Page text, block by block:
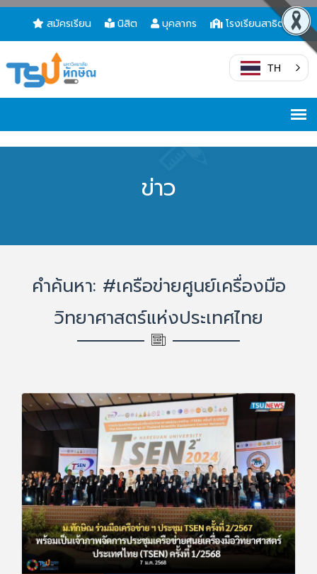
สมัครเรียน นิสิต บุคลากร โรงเรียนสาธิต
TH
ข่าว
คำค้นหา: #เครือข่ายศูนย์เครื่องมือ
วิทยาศาสตร์แห่งประเทศไทย